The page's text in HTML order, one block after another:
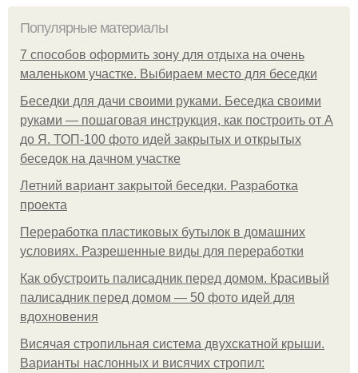
Популярные материалы
7 способов оформить зону для отдыха на очень
маленьком участке. Выбираем место для беседки
Беседки для дачи своими руками. Беседка своими
руками — пошаговая инструкция, как построить от А
до Я. ТОП-100 фото идей закрытых и открытых
беседок на дачном участке
Летний вариант закрытой беседки. Разработка
проекта
Переработка пластиковых бутылок в домашних
условиях. Разрешенные виды для переработки
Как обустроить палисадник перед домом. Красивый
палисадник перед домом — 50 фото идей для
вдохновения
Висячая стропильная система двухскатной крыши.
Варианты наслонных и висячих стропил: